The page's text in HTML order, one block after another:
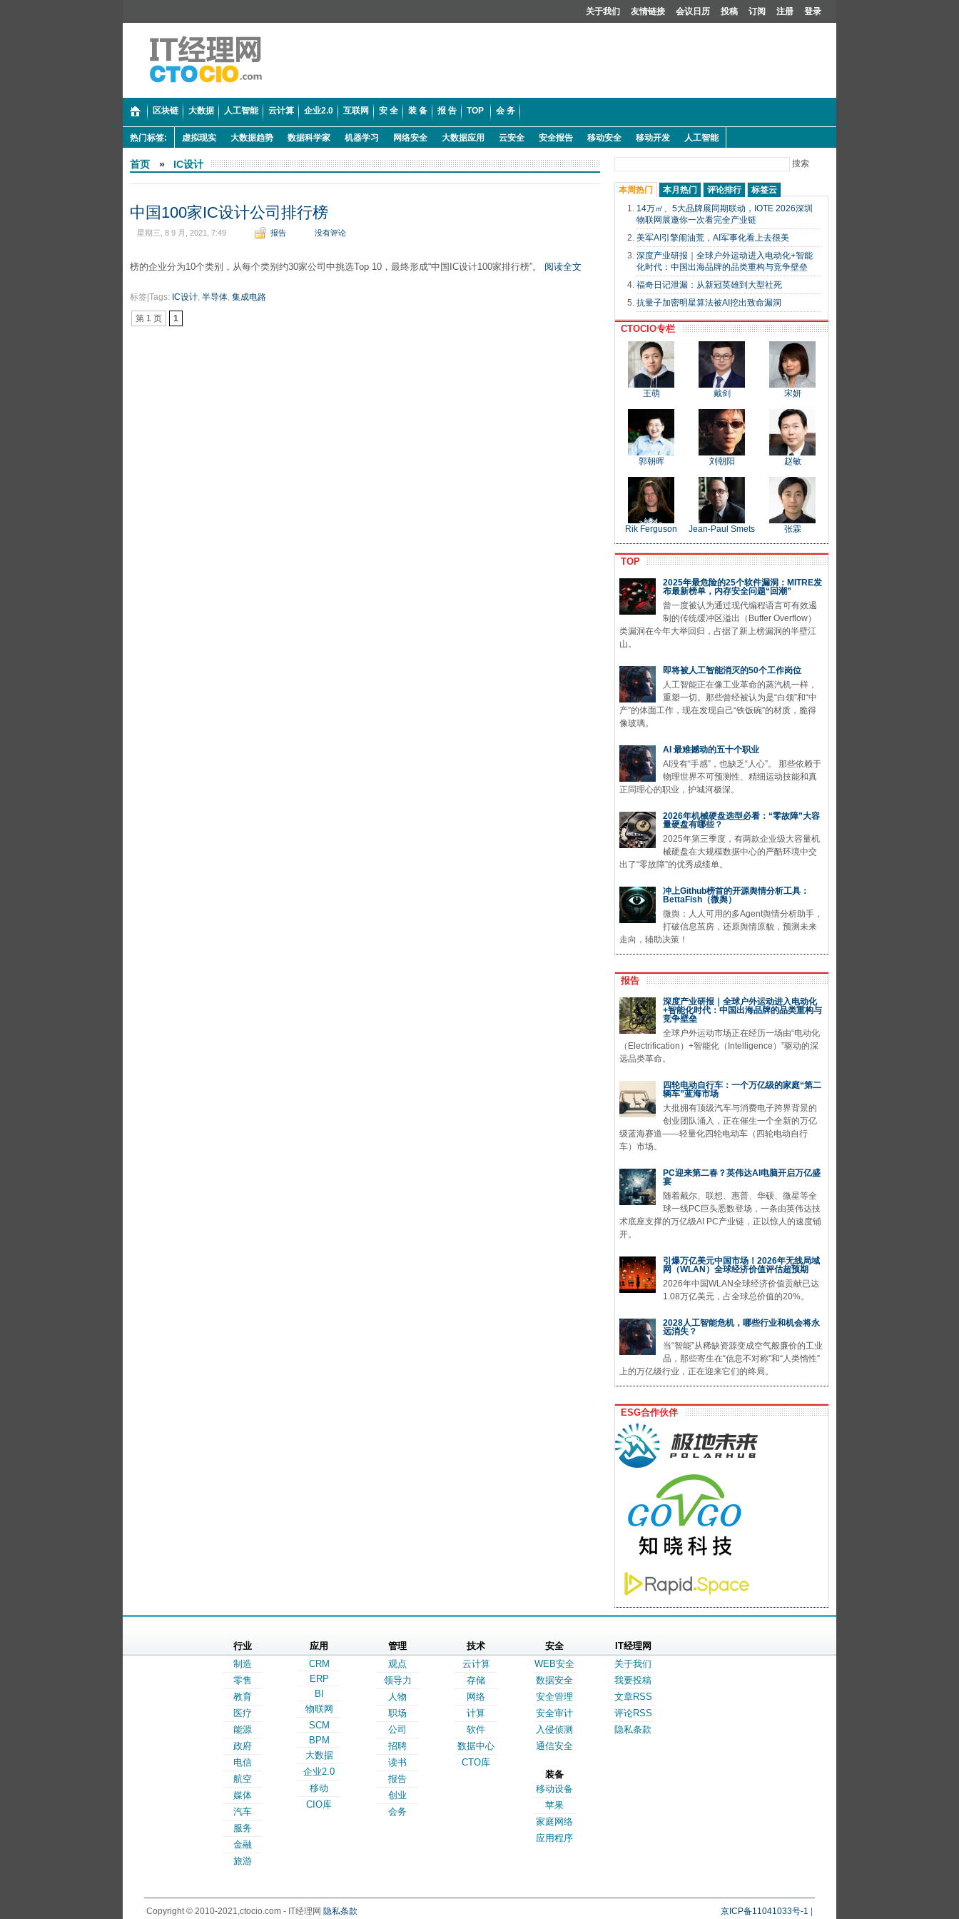
关于我们 友情链接 会议日历 投稿 订阅 注册 登录
区块链 大数据 人工智能 云计算 企业2.0 互联网 安 全 装 备 报 告 TOP 会 务
热门标签: 虚拟现实 大数据趋势 数据科学家 机器学习 网络安全 大数据应用 云安全 安全报告 移动安全 移动开发 人工智能
首页 » IC设计
中国100家IC设计公司排行榜
星期三, 8 9 月, 2021, 7:49 报告 没有评论
榜的企业分为10个类别，从每个类别约30家公司中挑选Top 10，最终形成“中国IC设计100家排行榜”。 阅读全文
标签|Tags: IC设计, 半导体, 集成电路
第 1 页 1
搜索
本周热门 本月热门 评论排行
标签云
14万㎡、5大品牌展同期联动，IOTE 2026深圳
物联网展邀你一次看完全产业链
美军AI引擎闹油荒，AI军事化看上去很美
深度产业研报｜全球户外运动进入电动化+智能
化时代：中国出海品牌的品类重构与竞争壁垒
福奇日记泄漏：从新冠英雄到大型社死
抗量子加密明星算法被AI挖出致命漏洞
CTOCIO专栏
王萌 戴剑 宋妍
郭朝晖 刘朝阳 赵敏
Rik Ferguson Jean-Paul Smets 张霖
TOP
2025年最危险的25个软件漏洞：MITRE发
布最新榜单，内存安全问题“回潮”
曾一度被认为通过现代编程语言可有效遏
制的传统缓冲区溢出（Buffer Overflow）
类漏洞在今年大举回归，占据了新上榜漏洞的半壁江
山。
即将被人工智能消灭的50个工作岗位
人工智能正在像工业革命的蒸汽机一样，
重塑一切。那些曾经被认为是“白领”和“中
产”的体面工作，现在发现自己“铁饭碗”的材质，脆得
像玻璃。
AI 最难撼动的五十个职业
AI没有“手感”，也缺乏“人心”。 那些依赖于
物理世界不可预测性、精细运动技能和真
正同理心的职业，护城河极深。
2026年机械硬盘选型必看：“零故障”大容
量硬盘有哪些？
2025年第三季度，有两款企业级大容量机
械硬盘在大规模数据中心的严酷环境中交
出了“零故障”的优秀成绩单。
冲上Github榜首的开源舆情分析工具：
BettaFish（微舆）
微舆：人人可用的多Agent舆情分析助手，
打破信息茧房，还原舆情原貌，预测未来
走向，辅助决策！
报告
深度产业研报｜全球户外运动进入电动化
+智能化时代：中国出海品牌的品类重构与
竞争壁垒
全球户外运动市场正在经历一场由“电动化
（Electrification）+智能化（Intelligence）”驱动的深
远品类革命。
四轮电动自行车：一个万亿级的家庭“第二
辆车”蓝海市场
大批拥有顶级汽车与消费电子跨界背景的
创业团队涌入，正在催生一个全新的万亿
级蓝海赛道——轻量化四轮电动车（四轮电动自行
车）市场。
PC迎来第二春？英伟达AI电脑开启万亿盛
宴
随着戴尔、联想、惠普、华硕、微星等全
球一线PC巨头悉数登场，一条由英伟达技
术底座支撑的万亿级AI PC产业链，正以惊人的速度铺
开。
引爆万亿美元中国市场！2026年无线局域
网（WLAN）全球经济价值评估超预期
2026年中国WLAN全球经济价值贡献已达
1.08万亿美元，占全球总价值的20%。
2028人工智能危机，哪些行业和机会将永
远消失？
当“智能”从稀缺资源变成空气般廉价的工业
品，那些寄生在“信息不对称”和“人类惰性”
上的万亿级行业，正在迎来它们的终局。
ESG合作伙伴
行业
制造
零售
教育
医疗
能源
政府
电信
航空
媒体
汽车
服务
金融
旅游
应用
CRM
ERP
BI
物联网
SCM
BPM
大数据
企业2.0
移动
CIO库
管理
观点
领导力
人物
职场
公司
招聘
读书
报告
创业
会务
技术
云计算
存储
网络
计算
软件
数据中心
CTO库
安全
WEB安全
数据安全
安全管理
安全审计
入侵侦测
通信安全
装备
移动设备
苹果
家庭网络
应用程序
IT经理网
关于我们
我要投稿
文章RSS
评论RSS
隐私条款
Copyright © 2010-2021,ctocio.com - IT经理网 隐私条款 京ICP备11041033号-1